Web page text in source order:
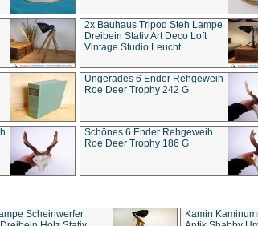
2x Bauhaus Tripod Steh Lampe
Dreibein Stativ Art Deco Loft
Vintage Studio Leucht
Ungerades 6 Ender Rehgeweih
Roe Deer Trophy 242 G
Schönes 6 Ender Rehgeweih
Roe Deer Trophy 186 G
Scheinwerfer
Kamin